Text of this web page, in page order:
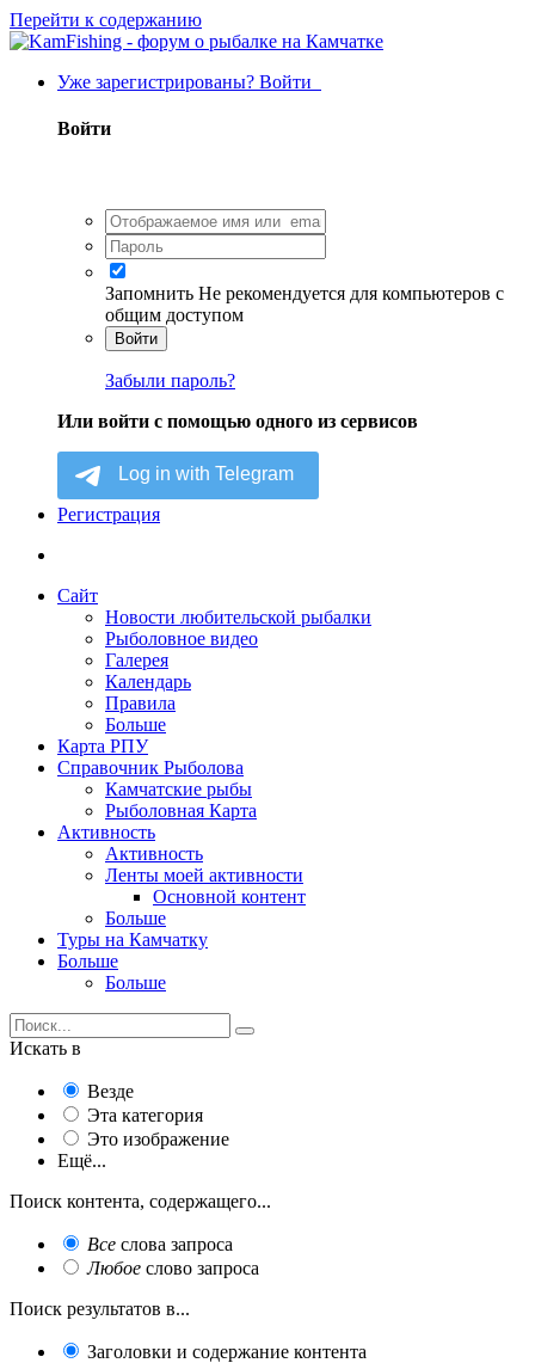
Перейти к содержанию
Уже зарегистрированы? Войти
Войти
Запомнить Не рекомендуется для компьютеров с
общим доступом
Войти
Забыли пароль?
Или войти с помощью одного из сервисов
Регистрация
Сайт
Новости любительской рыбалки
Рыболовное видео
Галерея
Календарь
Правила
Больше
Карта РПУ
Справочник Рыболова
Камчатские рыбы
Рыболовная Карта
Активность
Активность
Ленты моей активности
Основной контент
Больше
Туры на Камчатку
Больше
Больше
Искать в
Везде
Эта категория
Это изображение
Ещё...
Поиск контента, содержащего...
Все слова запроса
Любое слово запроса
Поиск результатов в...
Заголовки и содержание контента